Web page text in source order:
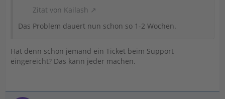
Zitat von Kailash
Das Problem dauert nun schon so 1-2 Wochen.
Hat denn schon jemand ein Ticket beim Support
eingereicht? Das kann jeder machen.